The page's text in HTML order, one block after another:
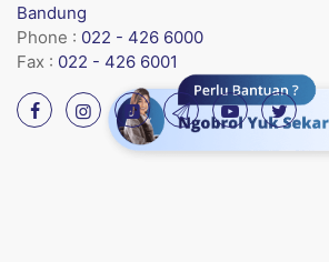
Bandung
Phone : 022 - 426 6000
Fax : 022 - 426 6001